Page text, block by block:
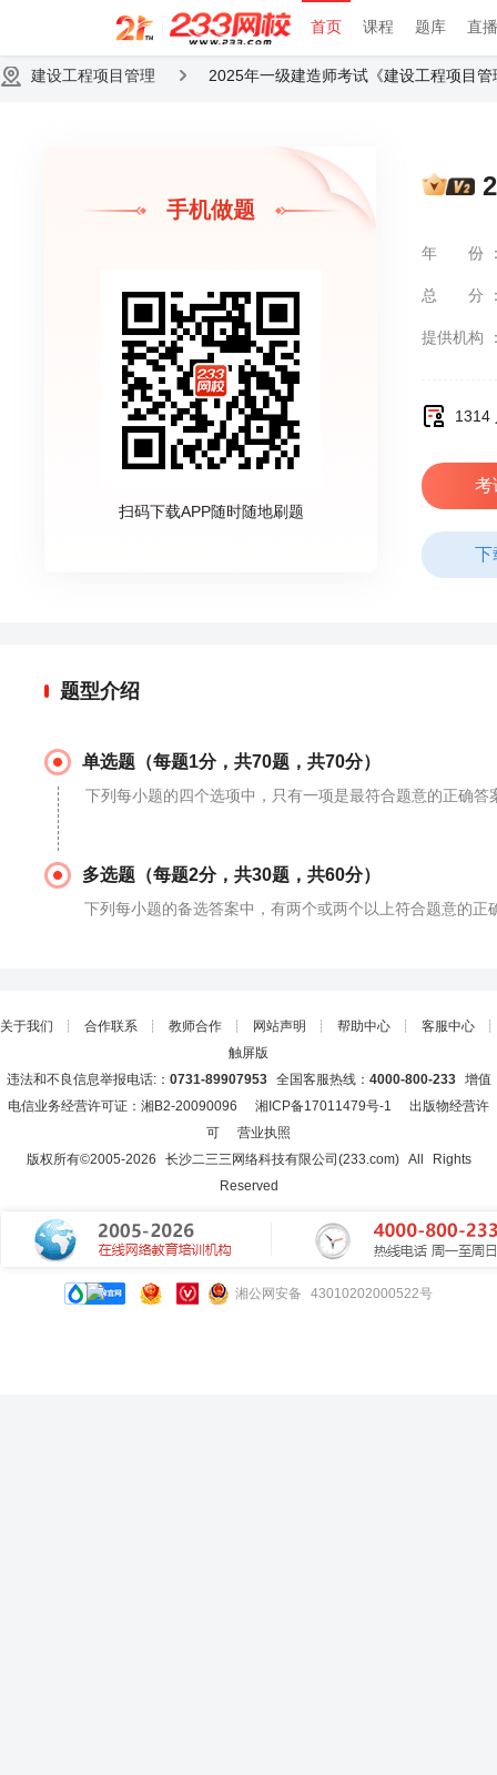
首页 课程 题库 直
建设工程项目管理 2025年一级建造师考试《建设工程项目
手机做题
扫码下载APP随时随地刷题
年份
总分
提供机构
1314
考
下
题型介绍
单选题（每题1分，共70题，共70分）
下列每小题的四个选项中，只有一项是最符合题意的正确
多选题（每题2分，共30题，共60分）
下列每小题的备选答案中，有两个或两个以上符合题意的
关于我们 ┊ 合作联系 ┊ 教师合作 ┊ 网站声明 ┊ 帮助中心 ┊ 客服中心 ┊
触屏版
违法和不良信息举报电话:： 0731-89907953全国客服热线： 4000-800-233增值
电信业务经营许可证：湘B2-20090096 湘ICP备17011479号-1
出版物经营许
可
营业执照
版权所有©2005-2026 长沙二三三网络科技有限公司(233.com)All Rights
Reserved
湘公网安备 43010202000522号